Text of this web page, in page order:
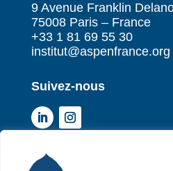
9 Avenue Franklin
75008 Paris – France
+33 1 81 69 55 30
institut@aspenfrance.org
Suivez-nous
P Institut Aspen France